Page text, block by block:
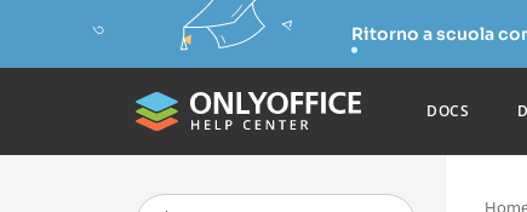
Ritorno a scuola
DOCS